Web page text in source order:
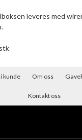
leveres med
kunde Om oss
Kontakt oss